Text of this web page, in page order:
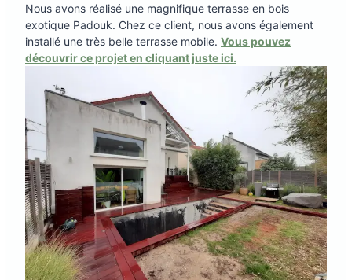
Nous avons réalisé une magnifique terrasse en bois
exotique Padouk. Chez ce client, nous avons également
installé une très belle terrasse mobile. Vous pouvez
découvrir ce projet en cliquant juste ici.